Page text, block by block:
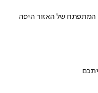
המתפתח של האזור היפה